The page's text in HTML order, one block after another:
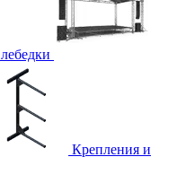
Крепления и